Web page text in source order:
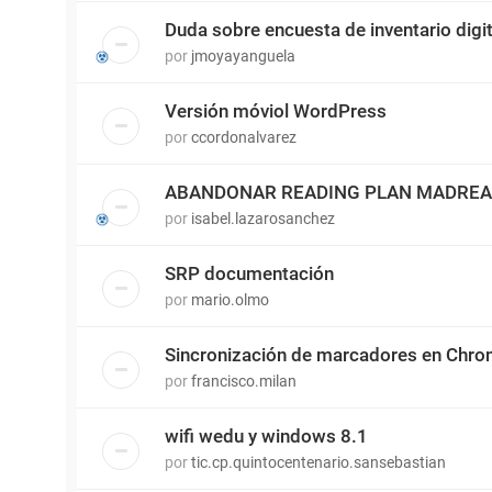
Duda sobre encuesta de inventario
por jmoyayanguela
Versión móviol WordPress
porccordonalvarez
ABANDONAR READING PLAN
por isabel.lazarosanchez
SRP documentación
por mario.olmo
Sincronización de marcadores en
porfrancisco.milan
wifi wedu y windows 8.1
portic.cp.quintocentenario.sansebastian